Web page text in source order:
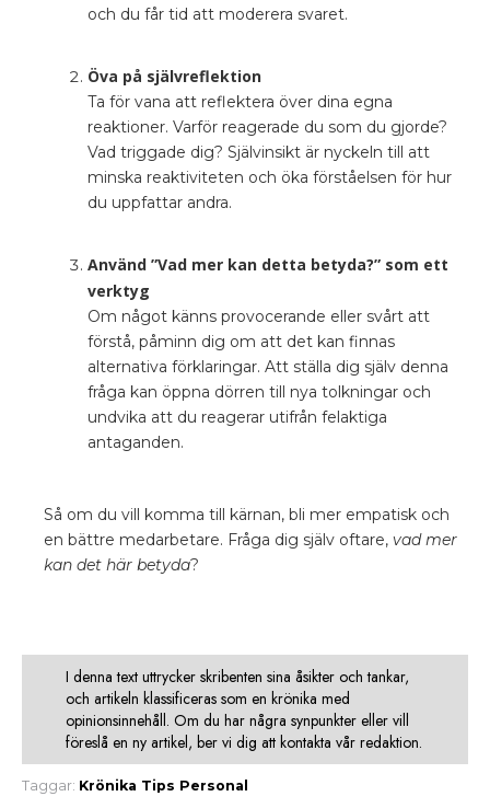
och du får tid att moderera svaret.
Öva på självreflektion
Ta för vana att reflektera över dina egna
reaktioner. Varför reagerade du som du gjorde?
Vad triggade dig? Självinsikt är nyckeln till att
minska reaktiviteten och öka förståelsen för hur
du uppfattar andra.
Använd ”Vad mer kan detta betyda?” som ett
verktyg
Om något känns provocerande eller svårt att
förstå, påminn dig om att det kan finnas
alternativa förklaringar. Att ställa dig själv denna
fråga kan öppna dörren till nya tolkningar och
undvika att du reagerar utifrån felaktiga
antaganden.
Så om du vill komma till kärnan, bli mer empatisk och
en bättre medarbetare. Fråga dig själv oftare, vad mer
kan det här betyda?
I denna text uttrycker skribenten sina åsikter och tankar,
och artikeln klassificeras som en krönika med
opinionsinnehåll. Om du har några synpunkter eller vill
föreslå en ny artikel, ber vi dig att kontakta vår redaktion.
Taggar: Krönika Tips Personal